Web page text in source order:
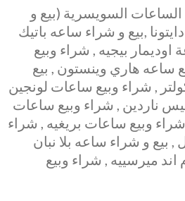
الساعات السويسرية (بيع و
,بيع و شراء ساعه باتيك
بيجيه , شراء وبيع
ساعه هاري وينستون , بيع
, شراء وبيع ساعات لونجين
ناردين , شراء وبيع ساعات
وبيع ساعات بريغيه , شراء
, بيع و شراء ساعه بلا نبان
ميرسييه , شراء وبيع